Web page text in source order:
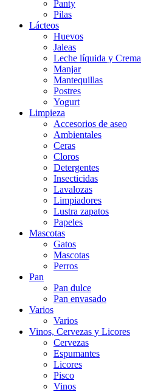
Panty
Pilas
Lácteos
Huevos
Jaleas
Leche líquida y Crema
Manjar
Mantequillas
Postres
Yogurt
Limpieza
Accesorios de aseo
Ambientales
Ceras
Cloros
Detergentes
Insecticidas
Lavalozas
Limpiadores
Lustra zapatos
Papeles
Mascotas
Gatos
Mascotas
Perros
Pan
Pan dulce
Pan envasado
Varios
Varios
Vinos, Cervezas y Licores
Cervezas
Espumantes
Licores
Pisco
Vinos